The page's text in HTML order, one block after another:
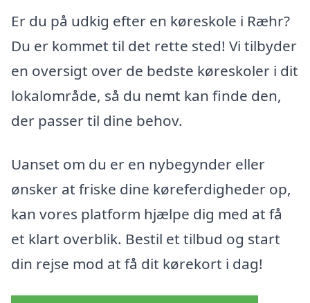
Er du på udkig efter en køreskole i Ræhr?
Du er kommet til det rette sted! Vi tilbyder
en oversigt over de bedste køreskoler i dit
lokalområde, så du nemt kan finde den,
der passer til dine behov.
Uanset om du er en nybegynder eller
ønsker at friske dine køreferdigheder op,
kan vores platform hjælpe dig med at få
et klart overblik. Bestil et tilbud og start
din rejse mod at få dit kørekort i dag!